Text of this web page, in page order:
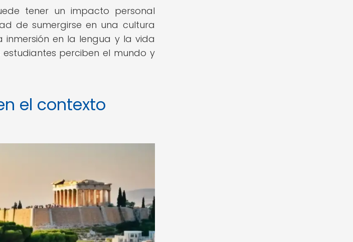
tener un impacto personal
de sumergirse en una cultura
en la lengua y la vida
perciben el mundo y
el contexto